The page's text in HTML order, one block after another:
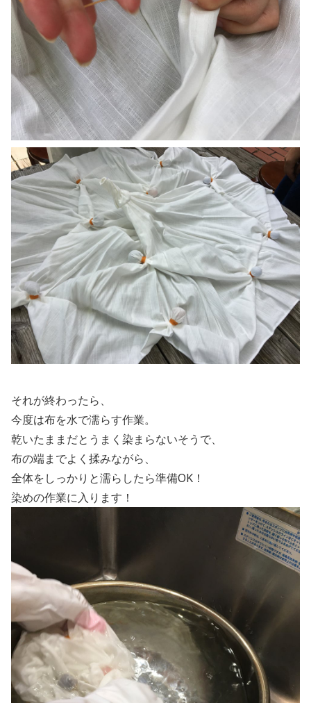
それが終わったら、
今度は布を水で濡らす作業。
乾いたままだとうまく染まらないそうで、
布の端までよく揉みながら、
全体をしっかりと濡らしたら準備OK ！
染めの作業に入ります！